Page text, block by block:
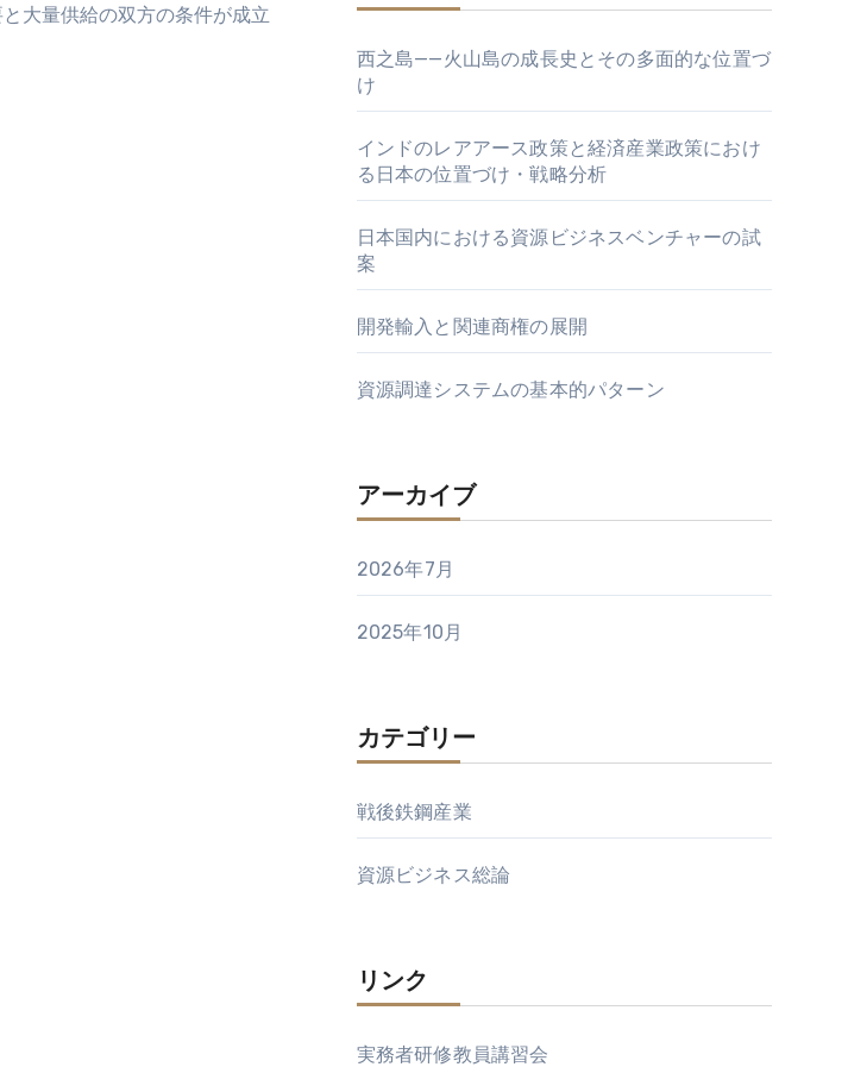
西之島——火山島の成長史とその多面的な位置づ
け
インドのレアアース政策と経済産業政策におけ
る日本の位置づけ・戦略分析
日本国内における資源ビジネスベンチャーの試
案
開発輸入と関連商権の展開
資源調達システムの基本的パターン
アーカイブ
2026年7月
2025年10月
カテゴリー
戦後鉄鋼産業
資源ビジネス総論
リンク
実務者研修教員講習会